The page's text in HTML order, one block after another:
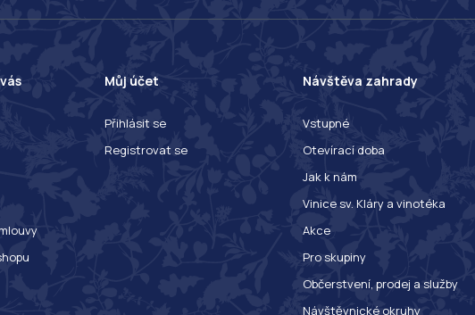
Můj účet
Přihlásit se
Registrovat se
Návštěva zahrady
Vstupné
Otevírací doba
Jak k nám
Vinice sv. Kláry a vinotéka
Akce
Pro skupiny
Občerstvení, prodej a služby
Návštěvnické okruhy